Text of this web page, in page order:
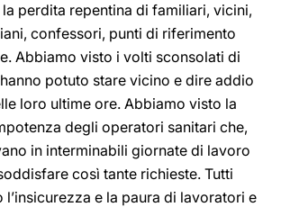
perdita repentina di familiari, vicini,
confessori, punti di riferimento
Abbiamo visto i volti sconsolati di
potuto stare vicino e dire addio
loro ultime ore. Abbiamo visto la
degli operatori sanitari che,
in interminabili giornate di lavoro
così tante richieste. Tutti
e la paura di lavoratori e